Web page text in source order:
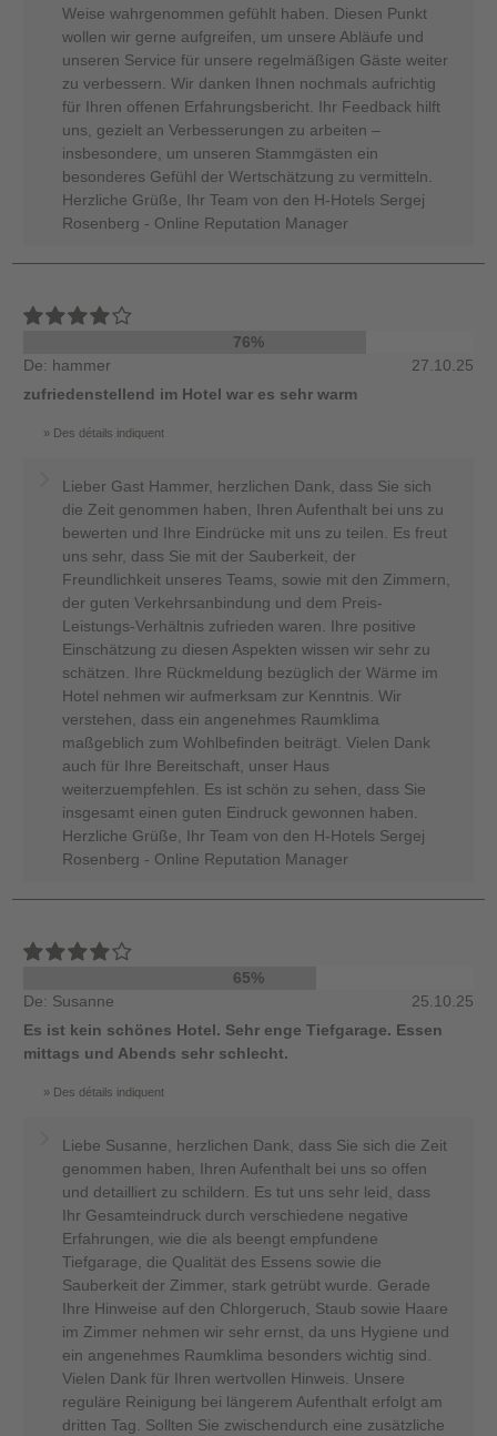
Weise wahrgenommen gefühlt haben. Diesen Punkt
wollen wir gerne aufgreifen, um unsere Abläufe und
unseren Service für unsere regelmäßigen Gäste weiter
zu verbessern. Wir danken Ihnen nochmals aufrichtig
für Ihren offenen Erfahrungsbericht. Ihr Feedback hilft
uns, gezielt an Verbesserungen zu arbeiten –
insbesondere, um unseren Stammgästen ein
besonderes Gefühl der Wertschätzung zu vermitteln.
Herzliche Grüße, Ihr Team von den H-Hotels Sergej
Rosenberg - Online Reputation Manager
76%
De: hammer
27.10.25
zufriedenstellend im Hotel war es sehr warm
Des détails indiquent
Lieber Gast Hammer, herzlichen Dank, dass Sie sich
die Zeit genommen haben, Ihren Aufenthalt bei uns zu
bewerten und Ihre Eindrücke mit uns zu teilen. Es freut
uns sehr, dass Sie mit der Sauberkeit, der
Freundlichkeit unseres Teams, sowie mit den Zimmern,
der guten Verkehrsanbindung und dem Preis-
Leistungs-Verhältnis zufrieden waren. Ihre positive
Einschätzung zu diesen Aspekten wissen wir sehr zu
schätzen. Ihre Rückmeldung bezüglich der Wärme im
Hotel nehmen wir aufmerksam zur Kenntnis. Wir
verstehen, dass ein angenehmes Raumklima
maßgeblich zum Wohlbefinden beiträgt. Vielen Dank
auch für Ihre Bereitschaft, unser Haus
weiterzuempfehlen. Es ist schön zu sehen, dass Sie
insgesamt einen guten Eindruck gewonnen haben.
Herzliche Grüße, Ihr Team von den H-Hotels Sergej
Rosenberg - Online Reputation Manager
65%
De: Susanne
25.10.25
Es ist kein schönes Hotel. Sehr enge Tiefgarage. Essen
mittags und Abends sehr schlecht.
Des détails indiquent
Liebe Susanne, herzlichen Dank, dass Sie sich die Zeit
genommen haben, Ihren Aufenthalt bei uns so offen
und detailliert zu schildern. Es tut uns sehr leid, dass
Ihr Gesamteindruck durch verschiedene negative
Erfahrungen, wie die als beengt empfundene
Tiefgarage, die Qualität des Essens sowie die
Sauberkeit der Zimmer, stark getrübt wurde. Gerade
Ihre Hinweise auf den Chlorgeruch, Staub sowie Haare
im Zimmer nehmen wir sehr ernst, da uns Hygiene und
ein angenehmes Raumklima besonders wichtig sind.
Vielen Dank für Ihren wertvollen Hinweis. Unsere
reguläre Reinigung bei längerem Aufenthalt erfolgt am
dritten Tag. Sollten Sie zwischendurch eine zusätzliche